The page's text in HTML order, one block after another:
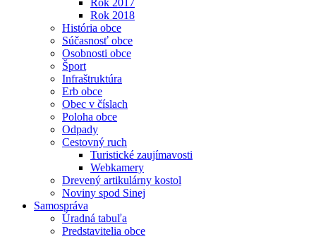
Rok 2017
Rok 2018
História obce
Súčasnosť obce
Osobnosti obce
Šport
Infraštruktúra
Erb obce
Obec v číslach
Poloha obce
Odpady
Cestovný ruch
Turistické zaujímavosti
Webkamery
Drevený artikulárny kostol
Noviny spod Sinej
Samospráva
Úradná tabuľa
Predstavitelia obce